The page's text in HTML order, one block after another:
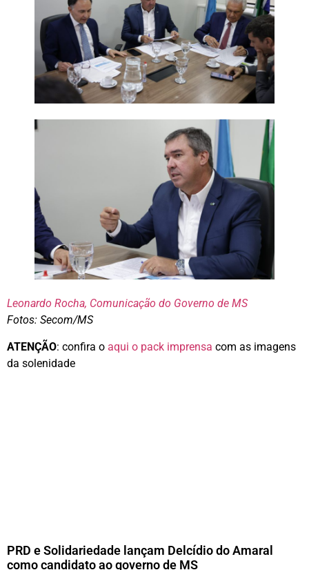
Leonardo Rocha, Comunicação do Governo de MS
Fotos: Secom/MS
ATENÇÃO: confira o aqui o pack imprensa com as imagens
da solenidade
PRD e Solidariedade lançam Delcídio do Amaral
como candidato ao governo de MS